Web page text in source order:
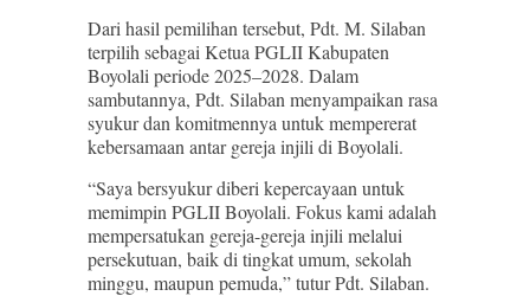
Dari hasil pemilihan tersebut, Pdt. M. Silaban
terpilih sebagai Ketua PGLII Kabupaten
Boyolali periode 2025–2028. Dalam
sambutannya, Pdt. Silaban menyampaikan rasa
syukur dan komitmennya untuk mempererat
kebersamaan antar gereja injili di Boyolali.
“Saya bersyukur diberi kepercayaan untuk
memimpin PGLII Boyolali. Fokus kami adalah
mempersatukan gereja-gereja injili melalui
persekutuan, baik di tingkat umum, sekolah
minggu, maupun pemuda,” tutur Pdt. Silaban.